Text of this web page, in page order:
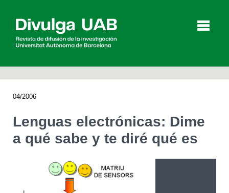
04/2006
Lenguas electrónicas: Dime
a qué sabe y te diré qué es